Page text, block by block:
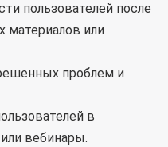
пользователей после
материалов или
проблем и
в
вебинары.